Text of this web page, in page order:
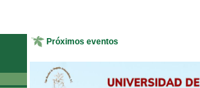
Próximos eventos